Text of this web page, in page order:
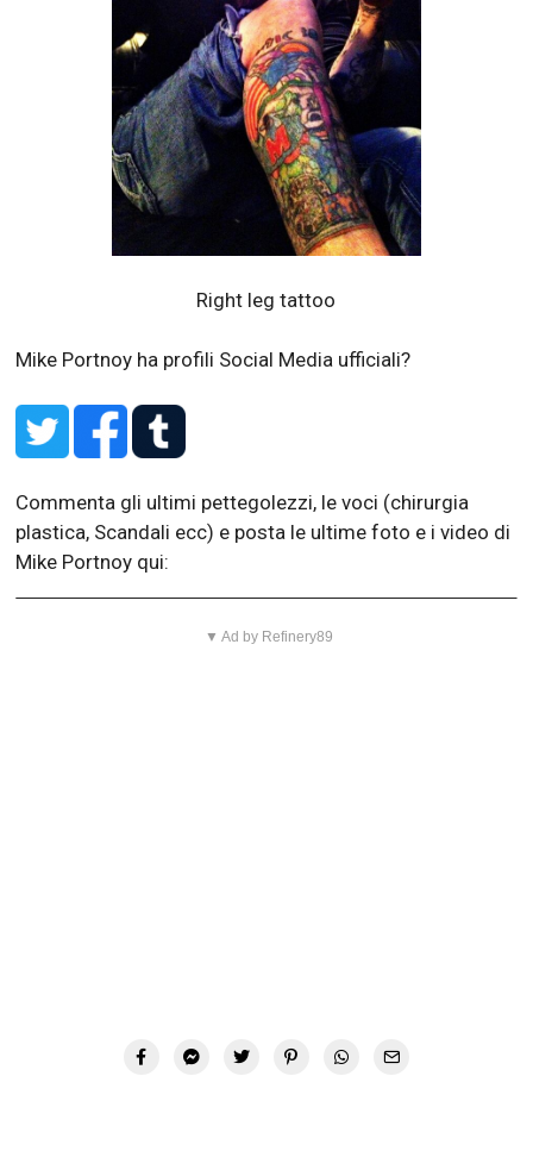
Right leg tattoo
Mike Portnoy ha profili Social Media ufficiali?
Commenta gli ultimi pettegolezzi, le voci (chirurgia
plastica, Scandali ecc) e posta le ultime foto e i video di
Mike Portnoy qui:
▼ Ad by Refinery89